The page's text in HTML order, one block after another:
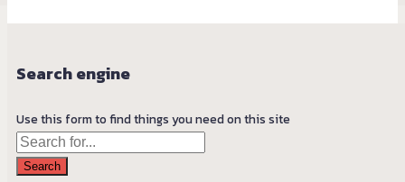
Search engine
Use this form to find things you need on this site
Search